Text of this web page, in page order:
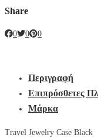
Share
0 0 0
Περιγραφή
Επιπρόσθετες
Μάρκα
Travel Jewelry Case Black